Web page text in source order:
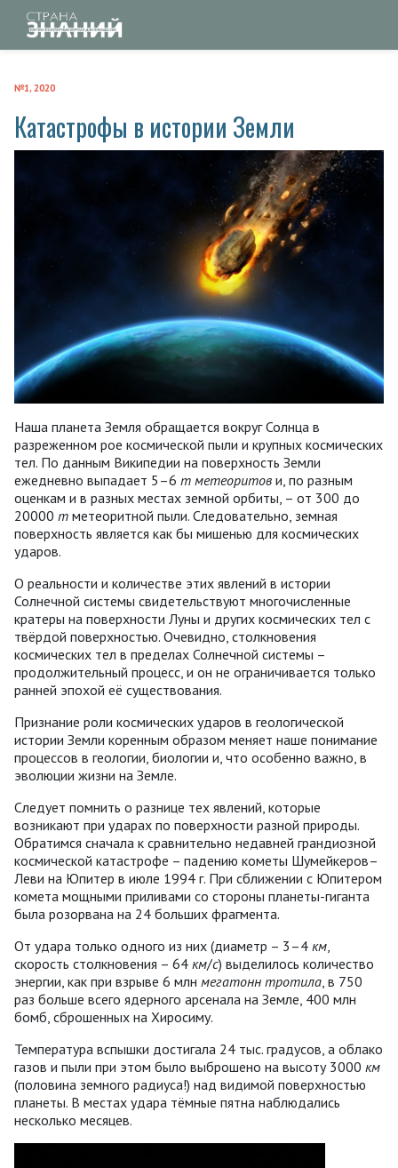
№1, 2020
Катастрофы в истории Земли
Наша планета Земля обращается вокруг Солнца в
разреженном рое космической пыли и крупных космических
тел. По данным Википедии на поверхность Земли
ежедневно выпадает 5–6 т метеоритов и, по разным
оценкам и в разных местах земной орбиты, – от 300 до
20000 т метеоритной пыли. Следовательно, земная
поверхность является как бы мишенью для космических
ударов.
О реальности и количестве этих явлений в истории
Солнечной системы свидетельствуют многочисленные
кратеры на поверхности Луны и других космических тел с
твёрдой поверхностью. Очевидно, столкновения
космических тел в пределах Солнечной системы –
продолжительный процесс, и он не ограничивается только
ранней эпохой её существования.
Признание роли космических ударов в геологической
истории Земли коренным образом меняет наше понимание
процессов в геологии, биологии и, что особенно важно, в
эволюции жизни на Земле.
Следует помнить о разнице тех явлений, которые
возникают при ударах по поверхности разной природы.
Обратимся сначала к сравнительно недавней грандиозной
космической катастрофе – падению кометы Шумейкеров–
Леви на Юпитер в июле 1994 г. При сближении с Юпитером
комета мощными приливами со стороны планеты-гиганта
была розорвана на 24 больших фрагмента.
От удара только одного из них (диаметр – 3–4 км,
скорость столкновения – 64 км/c) выделилось количество
энергии, как при взрыве 6 млн мегатонн тротила, в 750
раз больше всего ядерного арсенала на Земле, 400 млн
бомб, сброшенных на Хиросиму.
Температура вспышки достигала 24 тыс. градусов, а облако
газов и пыли при этом было выброшено на высоту 3000 км
(половина земного радиуса!) над видимой поверхностью
планеты. В местах удара тёмные пятна наблюдались
несколько месяцев.